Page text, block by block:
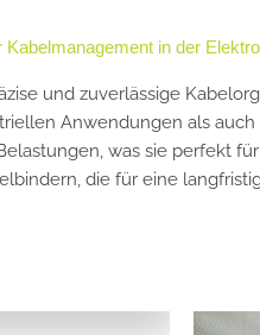
in der
und zuverlässige
Anwendungen als
was sie perfekt
die für eine